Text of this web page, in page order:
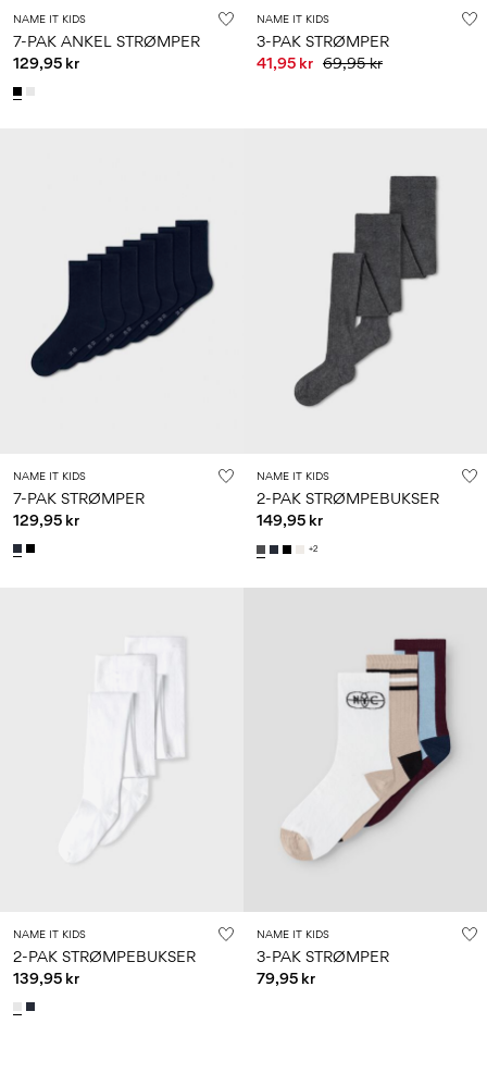
NAME IT KIDS
7-PAK ANKEL STRØMPER
129,95 kr
NAME IT KIDS
3-PAK STRØMPER
41,95 kr 69,95 kr
NAME IT KIDS
7-PAK STRØMPER
129,95 kr
NAME IT KIDS
2-PAK STRØMPEBUKSER
149,95 kr
+2
NAME IT KIDS
2-PAK STRØMPEBUKSER
139,95 kr
NAME IT KIDS
3-PAK STRØMPER
79,95 kr